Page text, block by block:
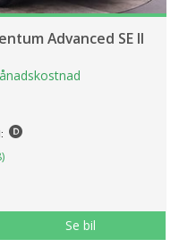
Advanced SE II
Se bil